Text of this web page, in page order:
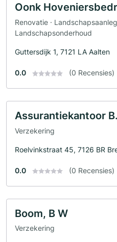
Oonk
Renovatie ·
Landschapsonderhoud
Guttersdijk 1, 7121 LA Aalten
0.0 (0 Recensies)
Assurantiekantoor
Verzekering
Roelvinkstraat 45, 7126 BR
0.0 (0 Recensies)
Boom, B W
Verzekering